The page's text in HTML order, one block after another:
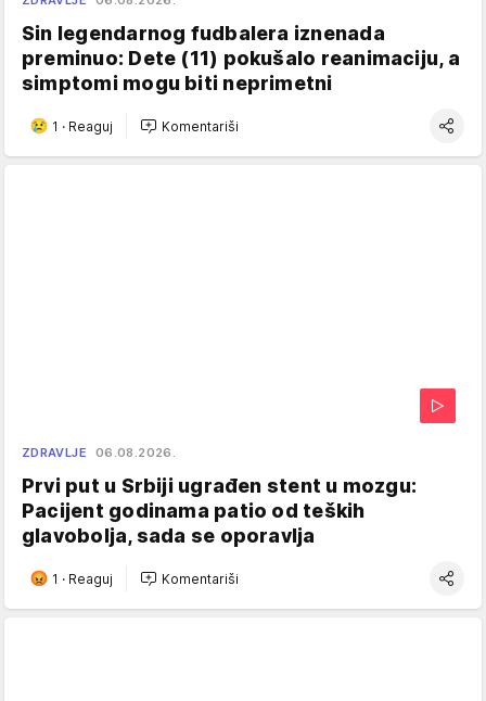
Sin legendarnog fudbalera iznenada
preminuo: Dete (11) pokušalo reanimaciju, a
simptomi mogu biti neprimetni
1 · Reaguj Komentariši
ZDRAVLJE 06.08.2026.
Prvi put u Srbiji ugrađen stent u mozgu:
Pacijent godinama patio od teških
glavobolja, sada se oporavlja
1 · Reaguj Komentariši